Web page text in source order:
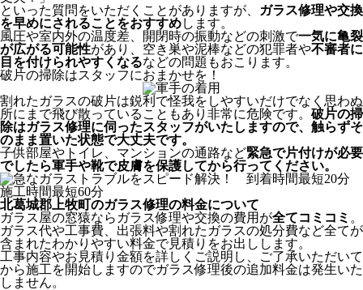
といった質問をいただくことがありますが、
ガラス修理や交換
を早めにされることをおすすめします。
風圧や室内外の温度差、開閉時の振動などの刺激で一気に亀裂
が広がる可能性があり、空き巣や泥棒などの犯罪者や不審者に
目を付けられやすくなるなどの問題もおこります。
破片の掃除はスタッフにおまかせを！
割れたガラスの破片は鋭利で怪我をしやすいだけでなく思わぬ
所にまで飛び散っていることもあり非常に危険です。 破片の掃
除はガラス修理に伺ったスタッフがいたしますので、触らずそ
のまま置いた状態で大丈夫です。
子供部屋やトイレ、マンションの通路など緊急で片付けが必要
でしたら軍手や靴で皮膚を保護してから行ってください。
北葛城郡上牧町のガラス修理の料金について
ガラス屋の窓猿ならガラス修理や交換の費用が全てコミコミ 。
ガラス代や工事費、出張料や割れたガラスの処分費など全てが
含まれたわかりやすい料金で見積りをお出しします。
工事内容やお見積り金額を詳しくご説明し、ご了承いただいて
から施工を開始しますのでガラス修理後の追加料金は発生いた
しません。